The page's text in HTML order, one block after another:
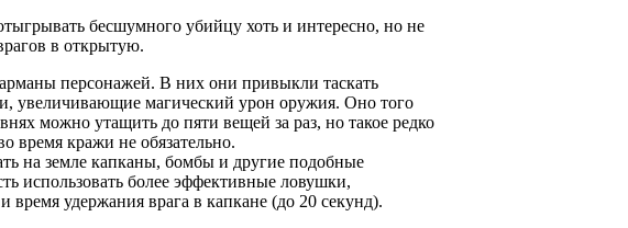
бесшумного убийцу хоть и интересно, но не
в открытую.
персонажей. В них они привыкли таскать
увеличивающие магический урон оружия. Оно того
можно утащить до пяти вещей за раз, но такое редко
время кражи не обязательно.
на земле капканы, бомбы и другие подобные
использовать более эффективные ловушки,
удержания врага в капкане (до 20 секунд).